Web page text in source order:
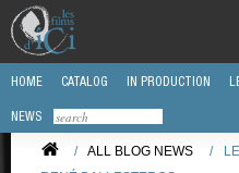
HOME CATALOG IN PRODUCTION
NEWS
/ ALL BLOG NEWS /